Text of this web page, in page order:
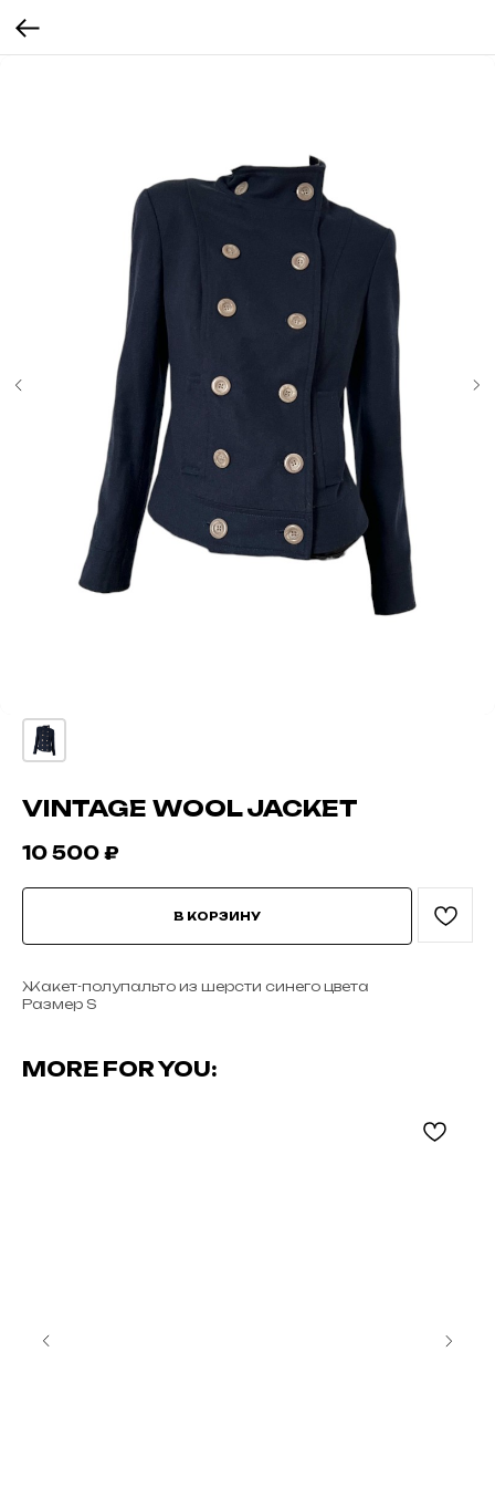
VINTAGE WOOL JACKET
10 500 ₽
В КОРЗИНУ
Жакет-полупальто из шерсти синего цвета
Размер S
MORE FOR YOU: